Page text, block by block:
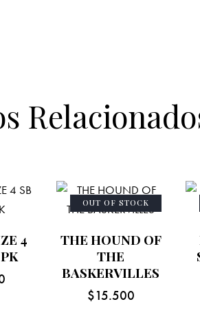
4
OUT OF STOCK
THE HOUND OF
THE
BASKERVILLES
$15.500